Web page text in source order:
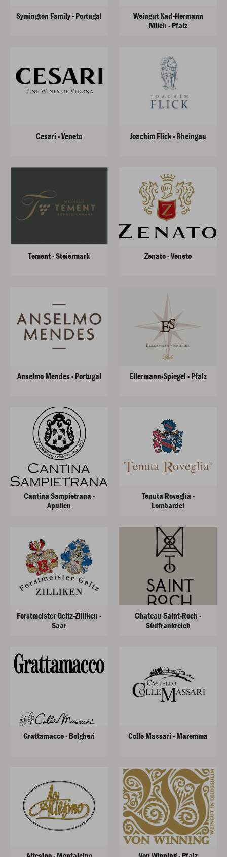
Symington Family - Portugal
Weingut Karl-Hermann
Milch - Pfalz
Cesari - Veneto Joachim Flick - Rheingau
Tement - Steiermark Zenato - Veneto
Anselmo Mendes - Portugal Ellermann-Spiegel - Pfalz
Cantina Sampietrana -
Apulien
Tenuta Roveglia -
Lombardei
Forstmeister Geltz-Zilliken -
Saar
Chateau Saint-Roch -
Südfrankreich
Grattamacco - Bolgheri Colle Massari - Maremma